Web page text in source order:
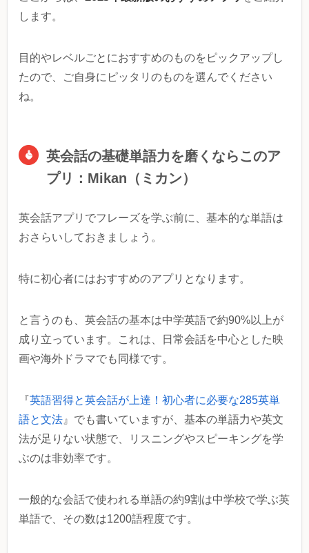
します。
目的やレベルごとにおすすめのものをピックアップし
たので、ご自身にピッタリのものを選んでください
ね。
英会話の基礎単語力を磨くならこのア
プリ：Mikan（ミカン）
英会話アプリでフレーズを学ぶ前に、基本的な単語は
おさらいしておきましょう。
特に初心者にはおすすめのアプリとなります。
と言うのも、英会話の基本は中学英語で約90%以上が
成り立っています。これは、日常会話を中心とした映
画や海外ドラマでも同様です。
『英語習得と英会話が上達！初心者に必要な285英単
語と文法 』でも書いていますが、基本の単語力や英文
法が足りない状態で、リスニングやスピーキングを学
ぶのは非効率です。
一般的な会話で使われる単語の約9割は中学校で学ぶ英
単語で、その数は1200語程度です。